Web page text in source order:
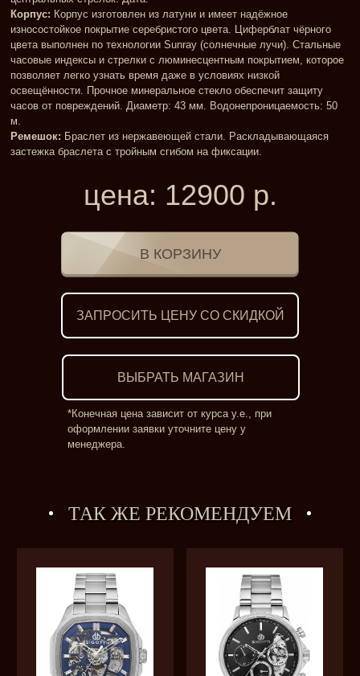
Корпус: Корпус изготовлен из латуни и имеет надёжное
износостойкое покрытие серебристого цвета. Циферблат чёрного
цвета выполнен по технологии Sunray (солнечные лучи). Стальные
часовые индексы и стрелки с люминесцентным покрытием, которое
позволяет легко узнать время даже в условиях низкой
освещённости. Прочное минеральное стекло обеспечит защиту
часов от повреждений. Диаметр: 43 мм. Водонепроницаемость: 50
м.
Ремешок: Браслет из нержавеющей стали. Раскладывающаяся
застежка браслета с тройным сгибом на фиксации.
цена: 12900 р.
ЗАПРОСИТЬ ЦЕНУ СО СКИДКОЙ
ВЫБРАТЬ МАГАЗИН
*Конечная цена зависит от курса у.е., при
оформлении заявки уточните цену у
менеджера.
ТАК ЖЕ РЕКОМЕНДУЕМ